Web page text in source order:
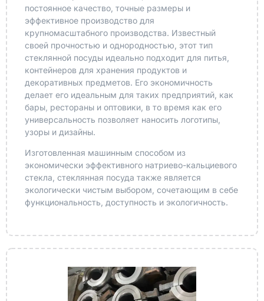
постоянное качество, точные размеры и
эффективное производство для
крупномасштабного производства. Известный
своей прочностью и однородностью, этот тип
стеклянной посуды идеально подходит для питья,
контейнеров для хранения продуктов и
декоративных предметов. Его экономичность
делает его идеальным для таких предприятий, как
бары, рестораны и оптовики, в то время как его
универсальность позволяет наносить логотипы,
узоры и дизайны.
Изготовленная машинным способом из
экономически эффективного натриево-кальциевого
стекла, стеклянная посуда также является
экологически чистым выбором, сочетающим в себе
функциональность, доступность и экологичность.